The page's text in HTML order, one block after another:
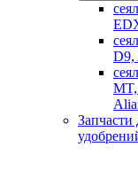
D9,
MT,
Запчасти